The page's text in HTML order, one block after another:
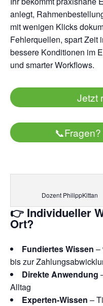
anlegt,
mit wenigen Klicks
Fehlerquellen, spart Zeit
bessere Konditionen im
und smarter Workflows.
Jetzt
📞
Dozent PhilippKittan
👉 Individueller
Ort?
Fundiertes Wissen –
bis zur
Direkte Anwendung
Alltag
Experten-Wissen –